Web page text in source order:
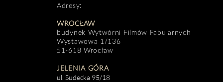
Adresy:
WROCŁAW
budynek Wytwórni Filmów Fabularnych
Wystawowa 1/136
51-618 Wrocław
JELENIA GÓRA
ul. Sudecka 95/18